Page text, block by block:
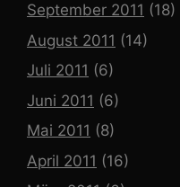
September 2011 (18)
August 2011 (14)
Juli 2011 (6)
Juni 2011 (6)
Mai 2011 (8)
April 2011 (16)